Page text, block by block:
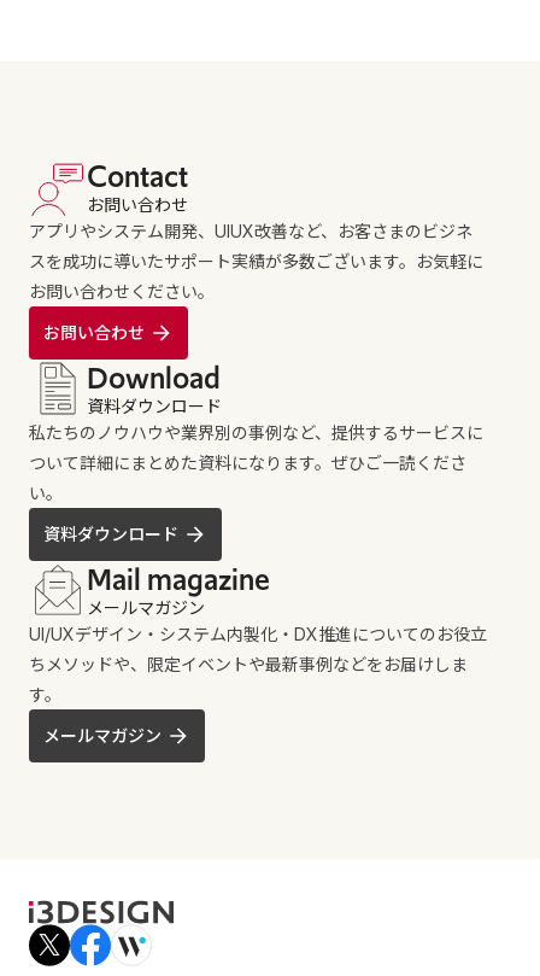
Contact
お問い合わせ
アプリやシステム開発、UIUX改善など、お客さまのビジネ
スを成功に導いたサポート実績が多数ございます。お気軽に
お問い合わせください。
お問い合わせ
Download
資料ダウンロード
私たちのノウハウや業界別の事例など、提供するサービスに
ついて詳細にまとめた資料になります。ぜひご一読くださ
い。
資料ダウンロード
Mail magazine
メールマガジン
UI/UXデザイン・システム内製化・DX推進についてのお役立
ちメソッドや、限定イベントや最新事例などをお届けしま
す。
メールマガジン